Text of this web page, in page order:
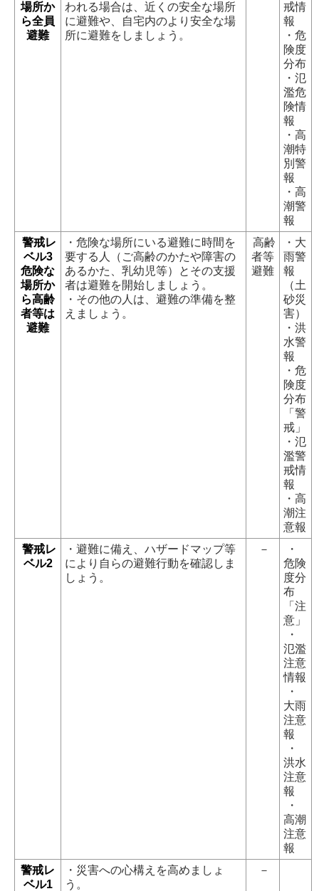
場所か
ら全員
避難
われる場合は、近くの安全な場所
に避難や、自宅内のより安全な場
所に避難をしましょう。
戒情
報
・危
険度
分布
・氾
濫危
険情
報
・高
潮特
別警
報
・高
潮警
報
警戒レ
ベル3
危険な
場所か
ら高齢
者等は
避難
・危険な場所にいる避難に時間を
要する人（ご高齢のかたや障害の
あるかた、乳幼児等）とその支援
者は避難を開始しましょう。
・その他の人は、避難の準備を整
えましょう。
高齢
者等
避難
・大
雨警
報
（土
砂災
害）
・洪
水警
報
・危
険度
分布
「警
戒」
・氾
濫警
戒情
報
・高
潮注
意報
警戒レ
ベル2
・避難に備え、ハザードマップ等
により自らの避難行動を確認しま
しょう。
－
・
危険
度分
布
「注
意」
・
氾濫
注意
情報
・
大雨
注意
報
・
洪水
注意
報
・
高潮
注意
報
警戒レ
ベル1
・災害への心構えを高めましょ
う。
－